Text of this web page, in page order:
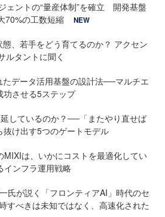
ェントの“量産体制”を確立 開発基盤
70%の工数短縮
NEW
、若手をどう育てるのか？ アクセン
ルタントに聞く
たデータ活用基盤の設計法──マルチエ
功させる5ステップ
延しているのか？──「またやり直せば
抜け出す5つのゲートモデル
MIXIは、いかにコストを最適化してい
インフラ運用戦略
氏が説く「フロンティアAI」時代のセ
すべきは未知ではなく、高速化された